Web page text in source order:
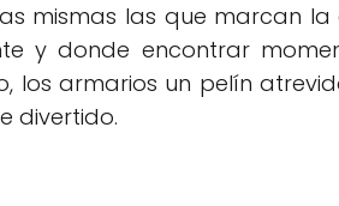
mismas las que marcan la
y donde encontrar
los armarios un pelín
divertido.